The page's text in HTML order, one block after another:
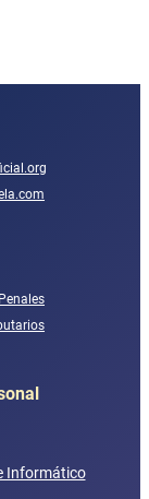
Informático